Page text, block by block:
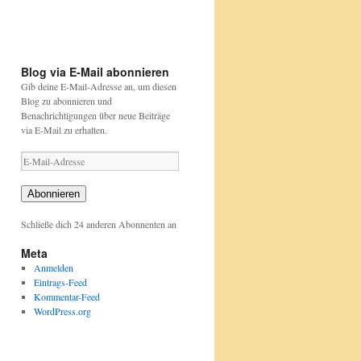
gartenvoegel/index.html gartenvoegel/
Blog via E-Mail abonnieren
Gib deine E-Mail-Adresse an, um diesen
Blog zu abonnieren und
Benachrichtigungen über neue Beiträge
via E-Mail zu erhalten.
E-
Mail-
Adresse
Abonnieren
Schließe dich 24 anderen Abonnenten an
Meta
Anmelden
Eintrags-Feed
Kommentar-Feed
WordPress.org